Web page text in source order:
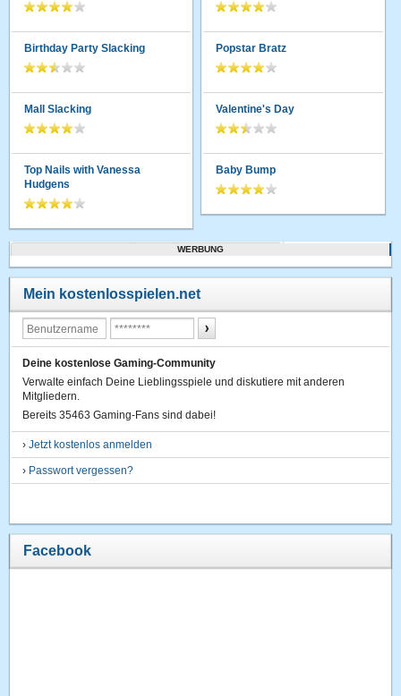
Birthday Party Slacking
Mall Slacking
Top Nails with Vanessa
Hudgens
Popstar Bratz
Valentine's Day
Baby Bump
WERBUNG
Mein kostenlosspielen.net
Deine kostenlose Gaming-Community
Verwalte einfach Deine Lieblingsspiele und diskutiere mit anderen
Mitgliedern.
Bereits 35463 Gaming-Fans sind dabei!
›Jetzt kostenlos anmelden
› Passwort vergessen?
Facebook